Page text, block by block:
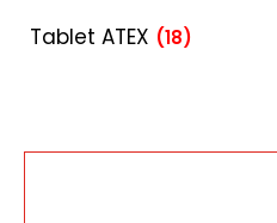
Tablet ATEX (18)